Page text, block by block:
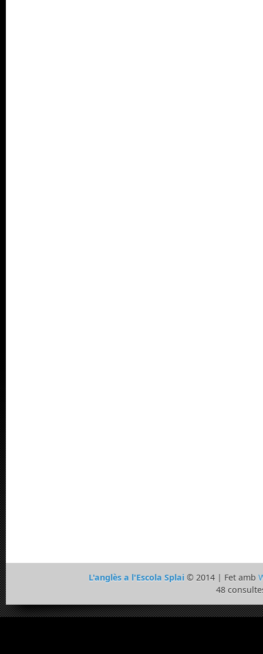
L'anglès a l'Escola Splai© 2014 | Fet amb
48